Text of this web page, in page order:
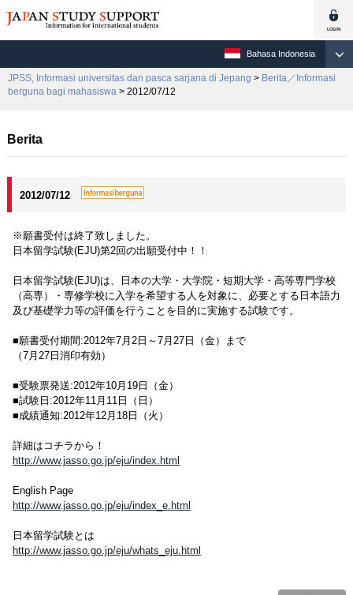
Bahasa Indonesia
JPSS, Informasi universitas dan pasca sarjana di Jepang > Berita／Informasi
berguna bagi mahasiswa > 2012/07/12
Berita
2012/07/12
※願書受付は終了致しました。
日本留学試験(EJU)第2回の出願受付中！！
日本留学試験(EJU)は、日本の大学・大学院・短期大学・高等専門学校
（高専）・専修学校に入学を希望する人を対象に、必要とする日本語力
及び基礎学力等の評価を行うことを目的に実施する試験です。
■願書受付期間:2012年7月2日～7月27日（金）まで
（7月27日消印有効）
■受験票発送:2012年10月19日（金）
■試験日:2012年11月11日（日）
■成績通知:2012年12月18日（火）
詳細はコチラから！
http://www.jasso.go.jp/eju/index.html
English Page
http://www.jasso.go.jp/eju/index_e.html
日本留学試験とは
http://www.jasso.go.jp/eju/whats_eju.html